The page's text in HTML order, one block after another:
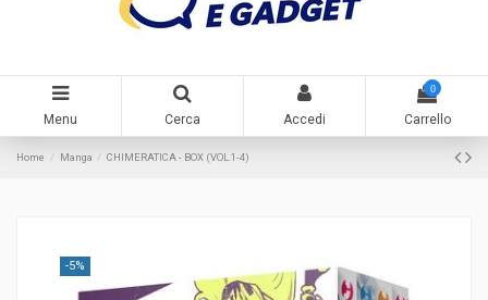
Menu Cerca Accedi
0
Carrello
Home Manga CHIMERATICA - BOX (VOL.1-4)
-5%